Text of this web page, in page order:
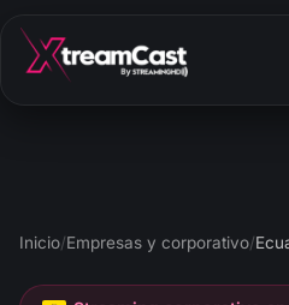
Inicio/Empresas y corporativo/